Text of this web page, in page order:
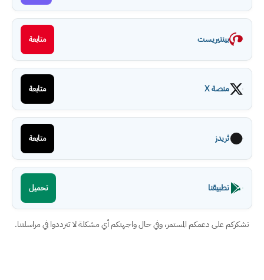
بينتيريست متابعة
منصة X متابعة
ثريدز متابعة
تطبيقنا تحميل
نشكركم على دعمكم المستمر، وفي حال واجهتكم أي مشكلة لا تترددوا في مراسلتنا.